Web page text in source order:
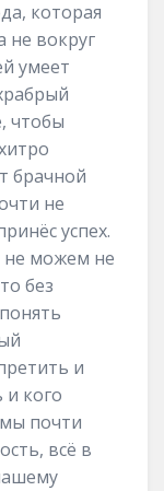
которая
не вокруг
умеет
чтобы
брачной
не
успех.
можем не
без
и
кого
почти
всё в